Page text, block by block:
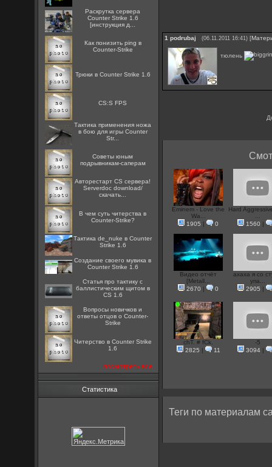
Раскрутка сервера
Counter Strike 1.6
[инструкция д...
Как понизить ping в
Counter-Strike
Трюки в Counter Strike 1.6
CS:S FPS
Тактика применения ножа
в бою для игры Counter
Str...
Советы юным
подрывникам-саперам
Авторестарт CS сервера!
Serverdoc download/
скачать...
В чем суть читерства в
Counter-Strike?
Тактика de_nuke в Counter
Strike 1.6
Создание своего мувика в
Counter Strike 1.6
Статья про тактику с
баллистическим щитом в
CS 1.6
Вопросы новичков и
ответы отцов о Counter-
Strike
Читерство в Counter Strike
1.6
посмотреть все
Статистика
1 podrubaj (06.11.2011 16:41) [
тюлень
Eminem - Love the
Wa...
1905 | 0
Hard
1560 |
Видео отчёт
[Metall...
2670 | 0
ахаха я со
упа...
2905 |
chT. # fCk.
2825 | 11
-5
3094|
Теги по материалам